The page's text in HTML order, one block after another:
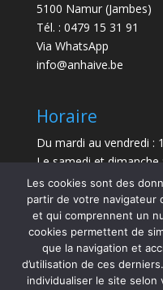
5100 Namur (Jambes)
Tél. : 0479 15 31 91
Via WhatsApp
info@anhaive.be
Horaire
Du mardi au vendredi :
Le samedi et dimanche
Durée de la visite :
Le Musée sera
et le 15 août 2026.
Les cookies sont des
partir de votre navigateur
et qui comprennent un
cookies permettent de
que la navigation et
d’utilisation de ces
individualiser le site